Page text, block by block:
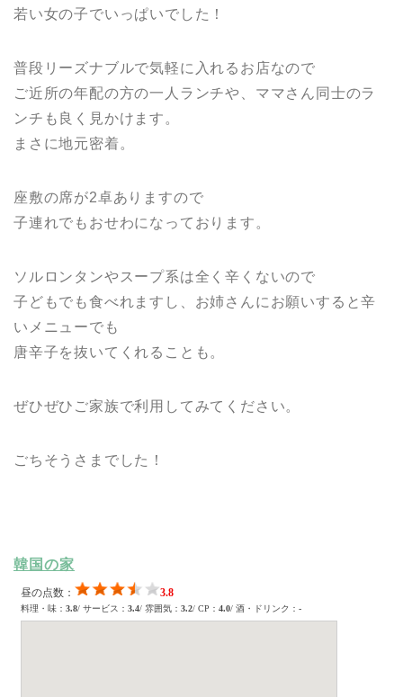
若い女の子でいっぱいでした！
普段リーズナブルで気軽に入れるお店なので
ご近所の年配の方の一人ランチや、ママさん同士のラ
ンチも良く見かけます。
まさに地元密着。
座敷の席が2卓ありますので
子連れでもおせわになっております。
ソルロンタンやスープ系は全く辛くないので
子どもでも食べれますし、お姉さんにお願いすると辛
いメニューでも
唐辛子を抜いてくれることも。
ぜひぜひご家族で利用してみてください。
ごちそうさまでした！
韓国の家